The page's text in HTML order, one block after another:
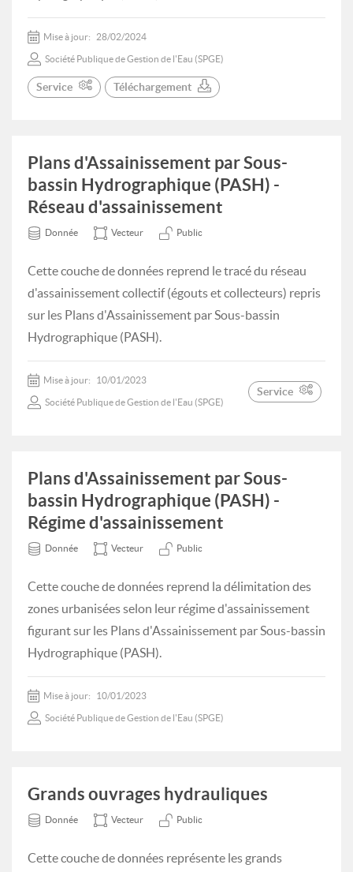
Mise à jour: 28/02/2024
Société Publique de Gestion de l'Eau (SPGE)
Service Téléchargement
Plans d'Assainissement par Sous-
bassin Hydrographique (PASH) -
Réseau d'assainissement
Donnée Vecteur Public
Cette couche de données reprend le tracé du réseau
d'assainissement collectif (égouts et collecteurs) repris
sur les Plans d'Assainissement par Sous-bassin
Hydrographique (PASH).
Mise à jour: 10/01/2023
Société Publique de Gestion de l'Eau (SPGE)
Service
Plans d'Assainissement par Sous-
bassin Hydrographique (PASH) -
Régime d'assainissement
Donnée Vecteur Public
Cette couche de données reprend la délimitation des
zones urbanisées selon leur régime d'assainissement
figurant sur les Plans d'Assainissement par Sous-bassin
Hydrographique (PASH).
Mise à jour: 10/01/2023
Société Publique de Gestion de l'Eau (SPGE)
Grands ouvrages hydrauliques
Donnée Vecteur Public
Cette couche de données représente les grands